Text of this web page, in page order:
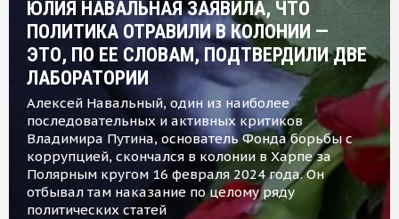
ЮЛИЯ НАВАЛЬНАЯ ЗАЯВИЛА, ЧТО
ПОЛИТИКА ОТРАВИЛИ В КОЛОНИИ —
ЭТО, ПО ЕЕ СЛОВАМ, ПОДТВЕРДИЛИ ДВЕ
ЛАБОРАТОРИИ
Алексей Навальный, один из наиболее
последовательных и активных критиков
Владимира Путина, основатель Фонда борьбы с
коррупцией, скончался в колонии в Харпе за
Полярным кругом 16 февраля 2024 года. Он
отбывал там наказание по целому ряду
политических статей